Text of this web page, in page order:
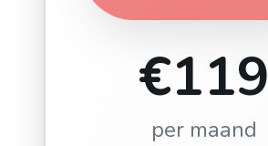
€119
per maand